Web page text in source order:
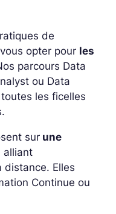
de
opter pour les
parcours Data
ou Data
les ficelles
sur une
alliant
distance. Elles
Continue ou